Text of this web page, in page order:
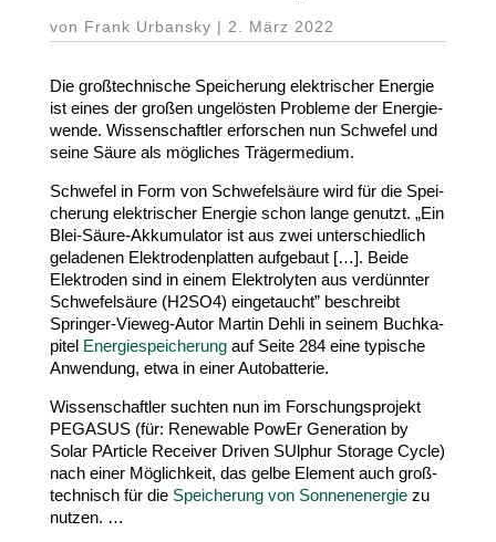
von Frank Urbansky | 2. März 2022
Die groß­tech­nische Spei­cherung elek­tri­scher Energie
ist eines der großen unge­lösten Probleme der Ener­gie­
wende. Wissen­schaftler erfor­schen nun Schwefel und
seine Säure als mögliches Trägermedium.
Schwefel in Form von Schwe­fel­säure wird für die Spei­
cherung elek­tri­scher Energie schon lange genutzt. „Ein
Blei-​Säure-​Akkumulator ist aus zwei unter­schiedlich
geladenen Elek­tro­den­platten aufgebaut […]. Beide
Elek­troden sind in einem Elek­tro­lyten aus verdünnter
Schwe­fel­säure (H2SO4) einge­taucht” beschreibt
Springer-​Vieweg-​Autor Martin Dehli in seinem Buch­ka­
pitel Ener­gie­spei­cherungauf Seite 284eine typische
Anwendung, etwa in einer Autobatterie.
Wissen­schaftler suchten nun im Forschungs­projekt
PEGASUS(für: Renewable PowEr Gene­ration by
Solar PArticle Receiver Driven SUlphur Storage Cycle)
nach einer Möglichkeit, das gelbe Element auch groß­
tech­nisch für die Spei­cherung von Sonnen­en­ergie zu
nutzen. …